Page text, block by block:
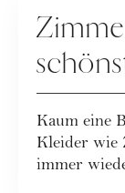
Sie
Kaum eine
Kleider wie
immer